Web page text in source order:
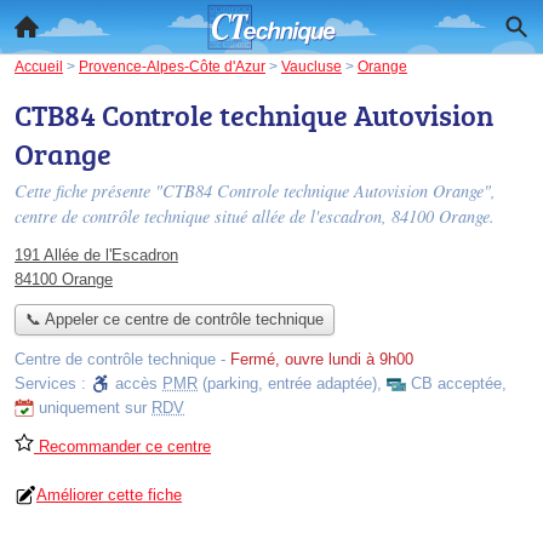
Accueil > Provence-Alpes-Côte d'Azur > Vaucluse > Orange
CTB84 Controle technique Autovision
Orange
Cette fiche présente "CTB84 Controle technique Autovision Orange",
centre de contrôle technique situé allée de l'escadron, 84100 Orange.
191 Allée de l'Escadron
84100 Orange
📞 Appeler ce centre de contrôle technique
Centre de contrôle technique - Fermé, ouvre lundi à 9h00
Services :
accès PMR (parking, entrée adaptée), CB acceptée,
uniquement sur RDV
Recommander ce centre
Améliorer cette fiche